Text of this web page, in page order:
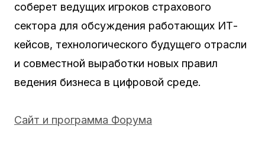
соберет ведущих игроков страхового
сектора для обсуждения работающих ИТ-
кейсов, технологического будущего отрасли
и совместной выработки новых правил
ведения бизнеса в цифровой среде.
Сайт и программа Форума